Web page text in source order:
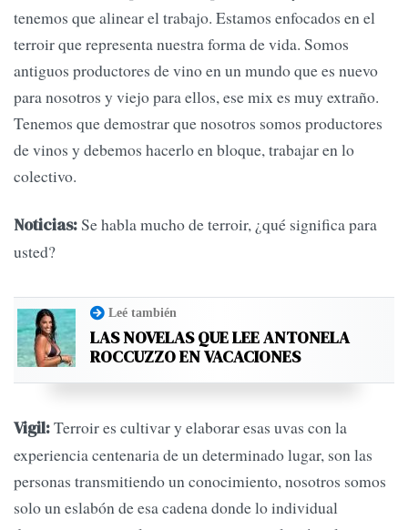
tenemos que alinear el trabajo. Estamos enfocados en el
terroir que representa nuestra forma de vida. Somos
antiguos productores de vino en un mundo que es nuevo
para nosotros y viejo para ellos, ese mix es muy extraño.
Tenemos que demostrar que nosotros somos productores
de vinos y debemos hacerlo en bloque, trabajar en lo
colectivo.
Noticias:Se habla mucho de terroir, ¿qué significa para
usted?
Leé también
LAS NOVELAS QUE LEE ANTONELA
ROCCUZZO EN VACACIONES
Vigil:Terroir es cultivar y elaborar esas uvas con la
experiencia centenaria de un determinado lugar, son las
personas transmitiendo un conocimiento, nosotros somos
solo un eslabón de esa cadena donde lo individual